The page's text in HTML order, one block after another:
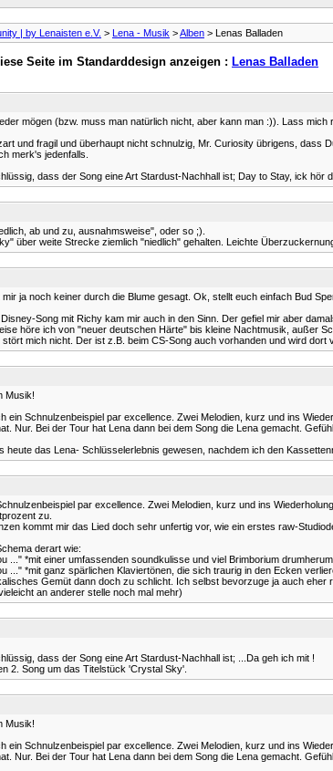
| by Lenaisten e.V. > Lena - Musik >Alben > Lenas Balladen
Seite im Standarddesign anzeigen : Lenas Balladen
mögen (bzw. muss man natürlich nicht, aber kann man :)). Lass
und fragil und überhaupt nicht schnulzig, Mr. Curiosity übrigens,
merk's jedenfalls.
dass der Song eine Art Stardust-Nachhall ist; Day to Stay, ick
ab und zu, ausnahmsweise", oder so ;).
über weite Strecke ziemlich "niedlich" gehalten. Leichte
ja noch keiner durch die Blume gesagt. Ok, stellt euch einfach Bud
Song mit Richy kam mir auch in den Sinn. Der gefiel mir aber
höre ich von "neuer deutschen Härte" bis kleine Nachtmusik, außer
mich nicht. Der ist z.B. beim CS-Song auch vorhanden und wird
Musik!
ein Schnulzenbeispiel par excellence. Zwei Melodien, kurz und ins
Nur. Bei der Tour hat Lena dann bei dem Song die Lena gemacht.
heute das Lena- Schlüsselerlebnis gewesen, nachdem ich den
par excellence. Zwei Melodien, kurz und ins
zu.
kommt mir das Lied doch sehr unfertig vor, wie ein erstes raw-
derart wie:
..." *mit einer umfassenden soundkulisse und viel Brimborium
..." *mit ganz spärlichen Klaviertönen, die sich traurig in den Ecken
Gemüt dann doch zu schlicht. Ich selbst bevorzuge ja auch
an anderer stelle noch mal mehr)
dass der Song eine Art Stardust-Nachhall ist; ...Da geh ich mit !
2. Song um das Titelstück 'Crystal Sky'.
Musik!
ein Schnulzenbeispiel par excellence. Zwei Melodien, kurz und ins
Nur. Bei der Tour hat Lena dann bei dem Song die Lena gemacht.